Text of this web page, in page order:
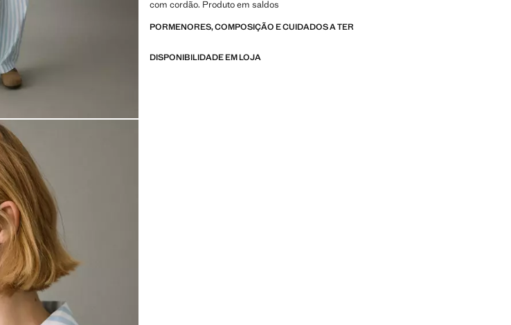
com cordão. Produto em saldos
PORMENORES, COMPOSIÇÃO E CUIDADOS A TER
DISPONIBILIDADE EM LOJA